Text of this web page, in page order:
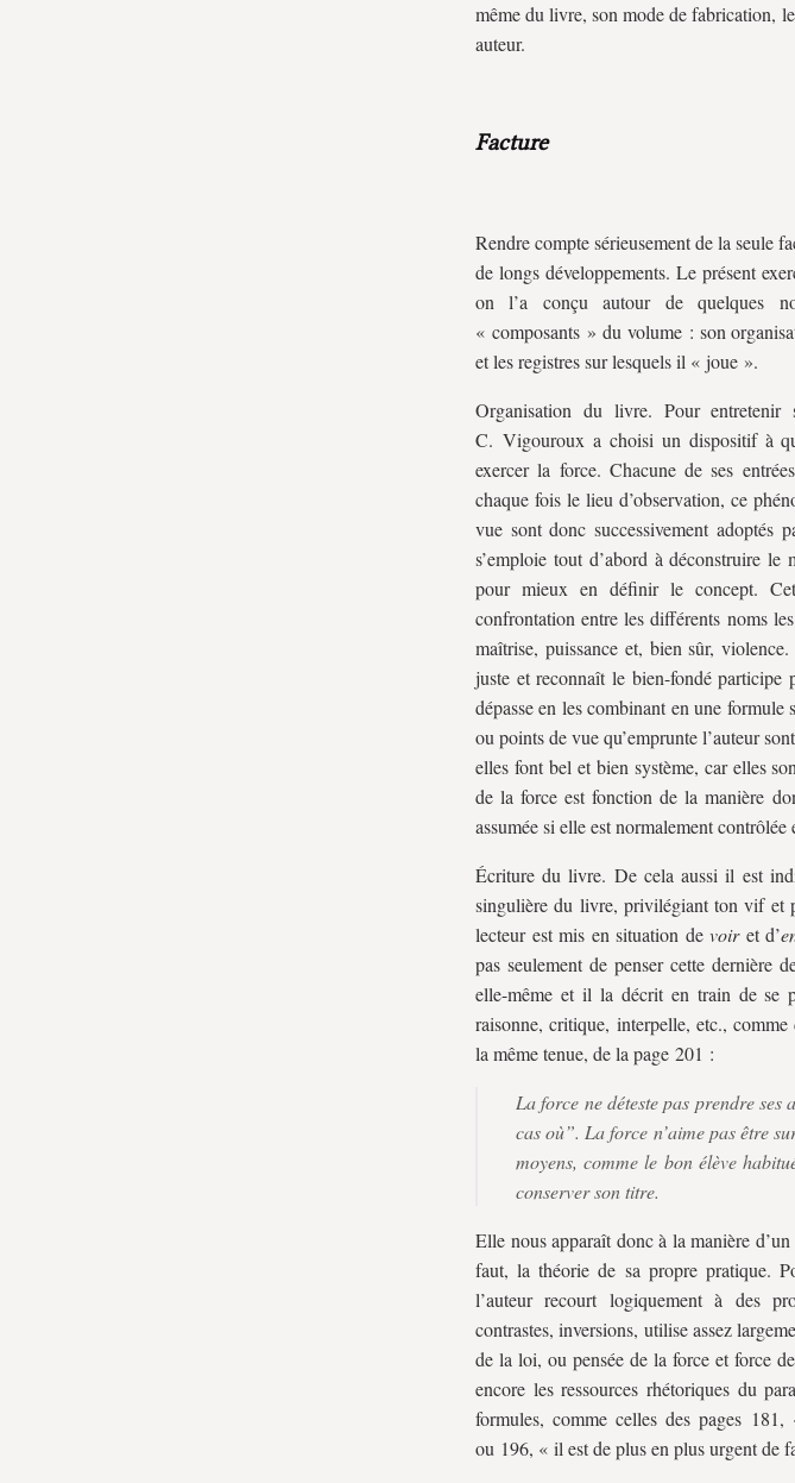
même du livre, son mode de fabrication,
auteur.
Facture
Rendre compte sérieusement de la seule
de longs développements. Le présent
on l’a conçu autour de quelques
« composants » du volume : son
et les registres sur lesquels il « joue ».
Organisation du livre. Pour entretenir
C. Vigouroux a choisi un dispositif à
exercer la force. Chacune de ses
chaque fois le lieu d’observation, ce
vue sont donc successivement
s’emploie tout d’abord à déconstruire
pour mieux en définir le concept.
confrontation entre les différents noms
maîtrise, puissance et, bien sûr,
juste et reconnaît le bien-fondé
dépasse en les combinant en une
ou points de vue qu’emprunte l’auteur
elles font bel et bien système, car elles
de la force est fonction de la manière
assumée si elle est normalement
Écriture du livre. De cela aussi il est
singulière du livre, privilégiant ton vif et
lecteur est mis en situation devoiret d’
pas seulement de penser cette dernière
elle-même et il la décrit en train de se
raisonne, critique, interpelle, etc.,
la même tenue, de la page 201 :
La force ne déteste pas prendre
cas où”. La force n’aime pas être
moyens, comme le bon élève
conserver son titre.
Elle nous apparaît donc à la manière
faut, la théorie de sa propre pratique.
l’auteur recourt logiquement à des
contrastes, inversions, utilise assez
de la loi, ou pensée de la force et force
encore les ressources rhétoriques du
formules, comme celles des pages
ou 196, « il est de plus en plus urgent de